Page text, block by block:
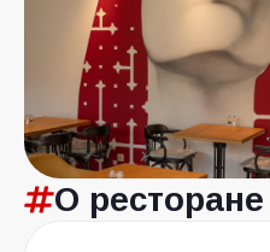
О ресторане